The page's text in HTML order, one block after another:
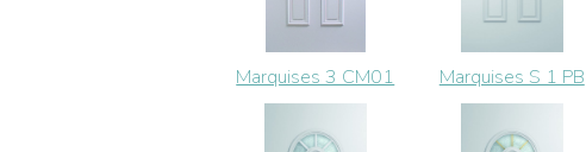
Marquises 3 CM01 Marquises S 1 PB